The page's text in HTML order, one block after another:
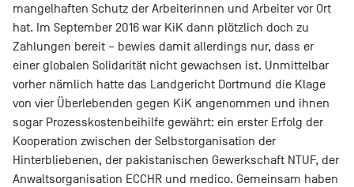
mangelhaften Schutz der Arbeiterinnen und Arbeiter vor Ort
hat. Im September 2016 war KiK dann plötzlich doch zu
Zahlungen bereit – bewies damit allerdings nur, dass er
einer globalen Solidarität nicht gewachsen ist. Unmittelbar
vorher nämlich hatte das Landgericht Dortmund die Klage
von vier Überlebenden gegen KiK angenommen und ihnen
sogar Prozesskostenbeihilfe gewährt: ein erster Erfolg der
Kooperation zwischen der Selbstorganisation der
Hinterbliebenen, der pakistanischen Gewerkschaft NTUF, der
Anwaltsorganisation ECCHR und medico. Gemeinsam haben